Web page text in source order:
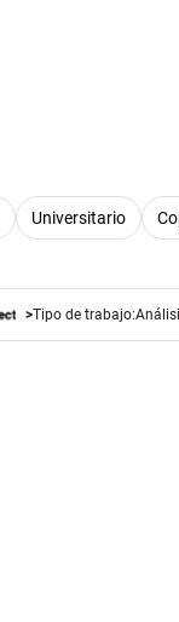
Universitario
Tipo de trabajo: